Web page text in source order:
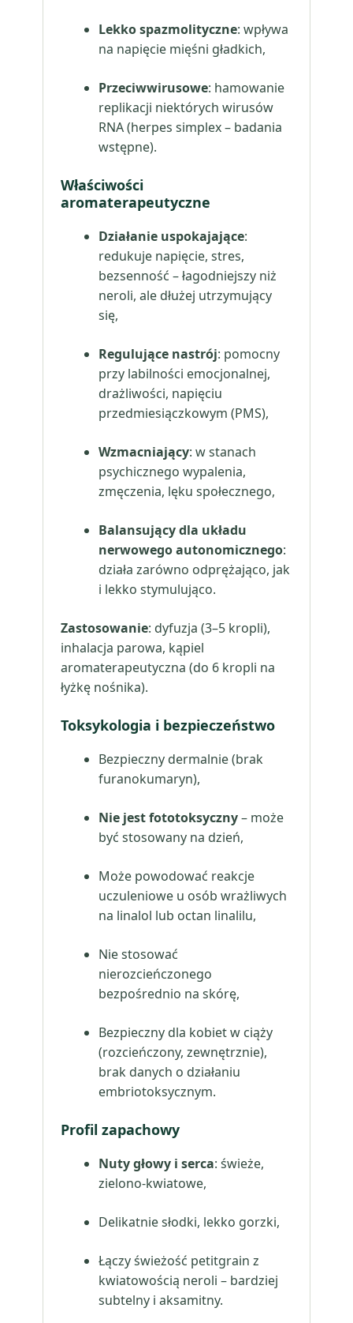
Lekko spazmolityczne: wpływa
na napięcie mięśni gładkich,
Przeciwwirusowe: hamowanie
replikacji niektórych wirusów
RNA (herpes simplex – badania
wstępne).
Właściwości
aromaterapeutyczne
Działanie uspokajające:
redukuje napięcie, stres,
bezsenność – łagodniejszy niż
neroli, ale dłużej utrzymujący
się,
Regulujące nastrój: pomocny
przy labilności emocjonalnej,
drażliwości, napięciu
przedmiesiączkowym (PMS),
Wzmacniający: w stanach
psychicznego wypalenia,
zmęczenia, lęku społecznego,
Balansujący dla układu
nerwowego autonomicznego:
działa zarówno odprężająco, jak
i lekko stymulująco.
Zastosowanie: dyfuzja (3–5 kropli),
inhalacja parowa, kąpiel
aromaterapeutyczna (do 6 kropli na
łyżkę nośnika).
Toksykologia i bezpieczeństwo
Bezpieczny dermalnie (brak
furanokumaryn),
Nie jest fototoksyczny– może
być stosowany na dzień,
Może powodować reakcje
uczuleniowe u osób wrażliwych
na linalol lub octan linalilu,
Nie stosować
nierozcieńczonego
bezpośrednio na skórę,
Bezpieczny dla kobiet w ciąży
(rozcieńczony, zewnętrznie),
brak danych o działaniu
embriotoksycznym.
Profil zapachowy
Nuty głowy i serca: świeże,
zielono-kwiatowe,
Delikatnie słodki, lekko gorzki,
Łączy świeżość petitgrain z
kwiatowością neroli – bardziej
subtelny i aksamitny.